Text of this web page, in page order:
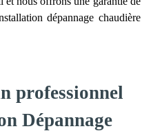
dépannage chaudière
professionnel
Dépannage